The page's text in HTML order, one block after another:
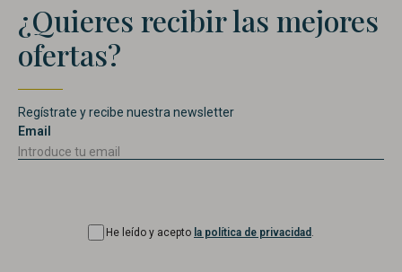
¿Quieres recibir las mejores
ofertas?
Regístrate y recibe nuestra newsletter
Email
He leído y acepto la política de privacidad .